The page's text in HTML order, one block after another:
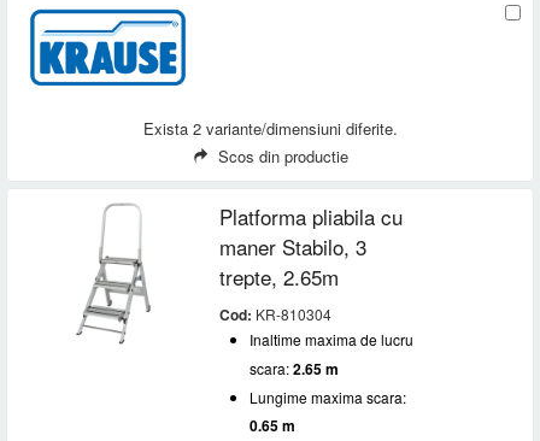
Exista 2 variante/dimensiuni diferite.
Scos din productie
Platforma pliabila cu
maner Stabilo, 3
trepte, 2.65m
Cod: KR-810304
Inaltime maxima de lucru
scara:2.65 m
Lungime maxima scara:
0.65 m